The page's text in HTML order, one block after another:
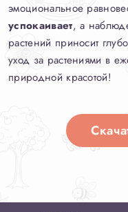
эмоциональное
успокаивает, а
растений приносит
уход за растениями в
природной красотой!